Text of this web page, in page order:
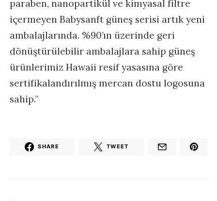
paraben, nanopartikül ve kimyasal filtre
içermeyen Babysanft güneş serisi artık yeni
ambalajlarında. %90’ın üzerinde geri
dönüştürülebilir ambalajlara sahip güneş
ürünlerimiz Hawaii resif yasasına göre
sertifikalandırılmış mercan dostu logosuna
sahip.”
SHARE TWEET